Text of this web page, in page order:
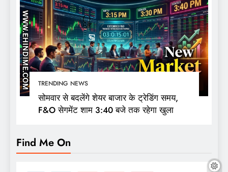
TRENDING NEWS
सोमवार से बदलेंगे शेयर बाजार के ट्रेडिंग समय,
F&O सेगमेंट शाम 3:40 बजे तक रहेगा खुला
Find Me On